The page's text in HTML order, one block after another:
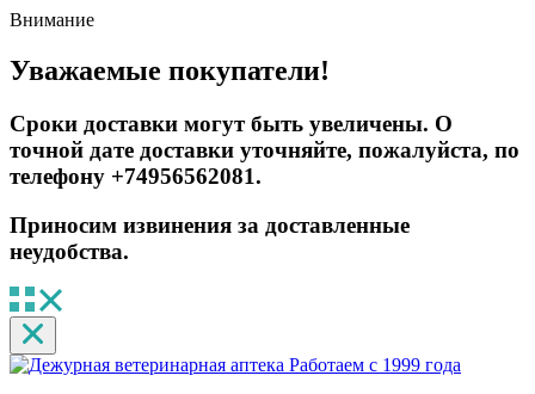
Внимание
Уважаемые покупатели!
Сроки доставки могут быть увеличены. О
точной дате доставки уточняйте, пожалуйста, по
телефону +74956562081.
Приносим извинения за доставленные
неудобства.
Работаем с 1999 года